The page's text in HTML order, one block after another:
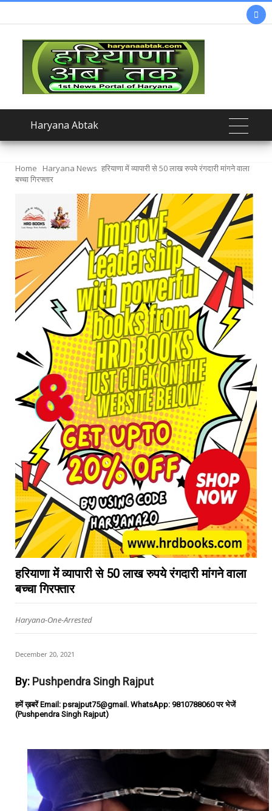

Haryana Abtak
Home Haryana News हरियाणा में व्यापारी से 50 लाख रुपये रंगदारी मांगने वाला
बच्चा गिरफ्तार
हरियाणा में व्यापारी से 50 लाख रुपये रंगदारी मांगने वाला
बच्चा गिरफ्तार
Haryana-One-Arrested
December 20, 2021
By: Pushpendra Singh Rajput
हमें ख़बरें Email: psrajput75@gmail. WhatsApp: 9810788060 पर भेजें
(Pushpendra Singh Rajput)